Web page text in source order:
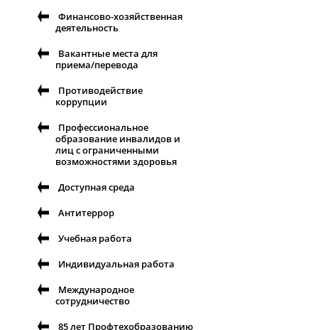
Финансово-хозяйственная
деятельность
Вакантные места для
приема/перевода
Противодействие
коррупции
Профессиональное
образование инвалидов и
лиц с ограниченными
возможностями здоровья
Доступная среда
Антитеррор
Учебная работа
Индивидуальная работа
Международное
сотрудничество
85 лет Профтехобразованию